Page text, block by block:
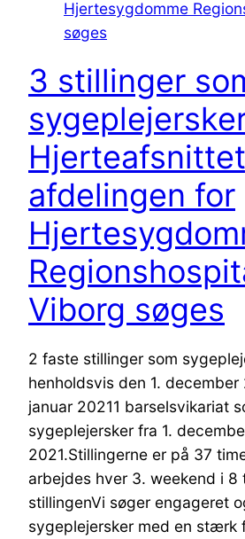
3 stillinger
afdelingen for
Viborg søges
2 faste stillinger som
henholdsvis den 1. december
januar 20211 barselsvikariat
sygeplejersker fra 1.
2021.Stillingerne er på 37
arbejdes hver 3. weekend i 8
stillingenVi søger engageret
sygeplejersker med en stærk